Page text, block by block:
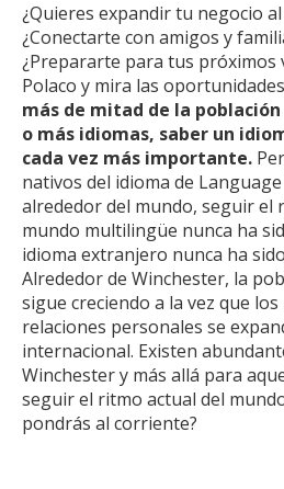
¿Quieres expandir tu negocio
¿Conectarte con amigos y
¿Prepararte para tus próximos
Polaco y mira las
más de mitad de la
o más idiomas, saber un
cada vez más importante.
nativos del idioma de
alrededor del mundo, seguir el
mundo multilingüe nunca ha
idioma extranjero nunca ha
Alrededor de Winchester, la
sigue creciendo a la vez que
relaciones personales se
internacional. Existen
Winchester y más allá para
seguir el ritmo actual del
pondrás al corriente?